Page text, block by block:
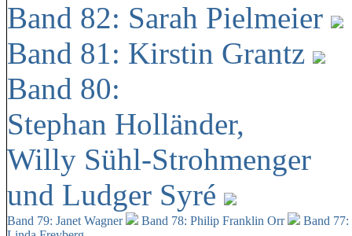
Band 82: Sarah Pielmeier
Band 81: Kirstin Grantz
Band 80:
Stephan Holländer,
Willy Sühl-Strohmenger
und Ludger Syré
Band 79: Janet Wagner Band 78: Philip Franklin Orr
Band